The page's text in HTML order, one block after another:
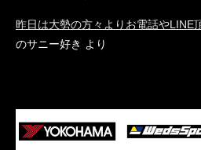
昨日は大勢の方々よりお電話やLINE
のサニー好き より